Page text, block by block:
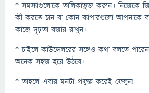
* সমস্যাগুলোকে তালিকাভুক্ত করুন। নিজেকে
কী করতে চান বা কোন ব্যাপারগুলো আপনাকে
কাজে দৃঢ়তা বজায় রাখুন।
* চাইলে কাউন্সেলরের সঙ্গেও কথা বলতে
অনেক সহজ হয়ে উঠবে।
* তাহলে এবার মনটা প্রফুল্ল করেই ফেলুন!